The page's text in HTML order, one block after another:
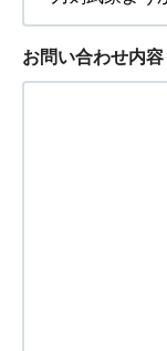
お問い合わせ内容